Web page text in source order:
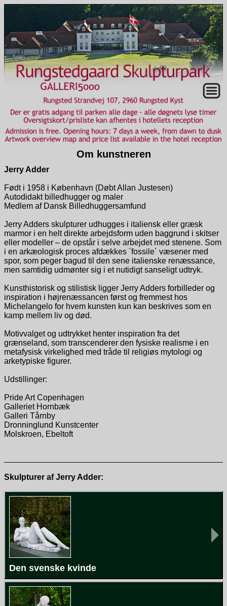
Om kunstneren
Jerry Adder
Født i 1958 i København (Døbt Allan Justesen)
Autodidakt billedhugger og maler
Medlem af Dansk Billedhuggersamfund
Jerry Adders skulpturer udhugges i italiensk eller græsk
marmor i en helt direkte arbejdsform uden baggrund i skitser
eller modeller – de opstår i selve arbejdet med stenene. Som
i en arkæologisk proces afdækkes ´fossile´ væsener med
spor, som peger bagud til den sene italienske renæssance,
men samtidig udmønter sig i et nutidigt sanseligt udtryk.
Kunsthistorisk og stilistisk ligger Jerry Adders forbilleder og
inspiration i højrenæssancen først og fremmest hos
Michelangelo for hvem kunsten kun kan beskrives som en
kamp mellem liv og død.
Motivvalget og udtrykket henter inspiration fra det
grænseland, som transcenderer den fysiske realisme i en
metafysisk virkelighed med tråde til religiøs mytologi og
arketypiske figurer.
Udstillinger:
Pride Art Copenhagen
Galleriet Hornbæk
Galleri Tårnby
Dronninglund Kunstcenter
Molskroen, Ebeltoft
Skulpturer af Jerry Adder:
Den svenske kvinde